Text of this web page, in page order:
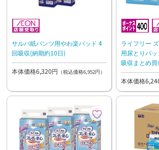
サルバ紙パンツ用やわ楽パッド 4
回吸収(納期約10日)
本体価格6,320円 （税込価格6,952円）
ライフリー
用尿とりパ
吸収まとめ
間) 【ケー
本体価格